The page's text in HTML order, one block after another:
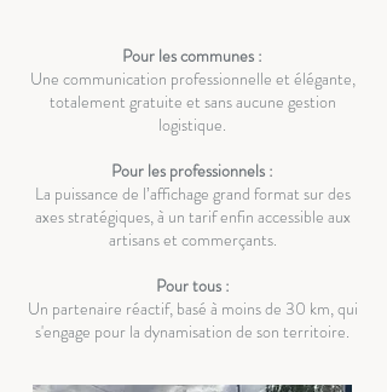
Pour les communes :
Une communication professionnelle et élégante,
totalement gratuite et sans aucune gestion
logistique.
Pour les professionnels :
La puissance de l’affichage grand format sur des
axes stratégiques, à un tarif enfin accessible aux
artisans et commerçants.
Pour tous :
Un partenaire réactif, basé à moins de 30 km, qui
s'engage pour la dynamisation de son territoire.